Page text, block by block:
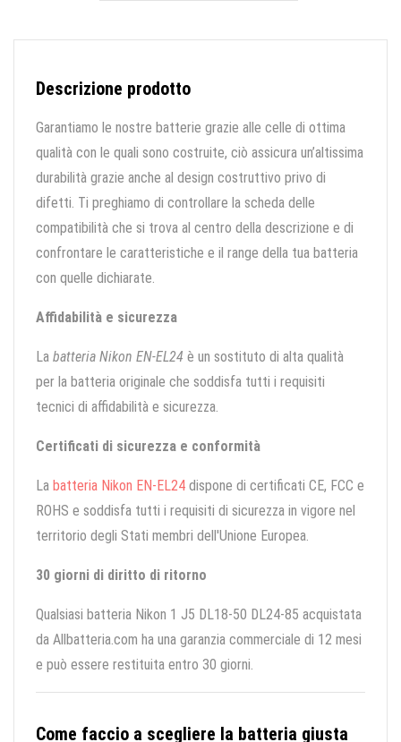
Descrizione prodotto
Garantiamo le nostre batterie grazie alle celle di ottima
qualità con le quali sono costruite, ciò assicura un’altissima
durabilità grazie anche al design costruttivo privo di
difetti. Ti preghiamo di controllare la scheda delle
compatibilità che si trova al centro della descrizione e di
confrontare le caratteristiche e il range della tua batteria
con quelle dichiarate.
Affidabilità e sicurezza
La batteria Nikon EN-EL24 è un sostituto di alta qualità
per la batteria originale che soddisfa tutti i requisiti
tecnici di affidabilità e sicurezza.
Certificati di sicurezza e conformità
La batteria Nikon EN-EL24 dispone di certificati CE, FCC e
ROHS e soddisfa tutti i requisiti di sicurezza in vigore nel
territorio degli Stati membri dell'Unione Europea.
30 giorni di diritto di ritorno
Qualsiasi batteria Nikon 1 J5 DL18-50 DL24-85 acquistata
da Allbatteria.com ha una garanzia commerciale di 12 mesi
e può essere restituita entro 30 giorni.
Come faccio a scegliere la batteria giusta